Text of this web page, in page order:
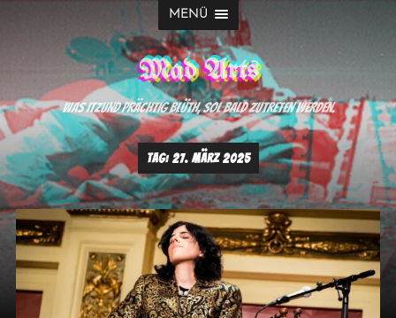
MENÜ
Mad Arts
Was itzund prächtig blüth, sol bald zutreten werden.
TAG:27. MÄRZ 2025